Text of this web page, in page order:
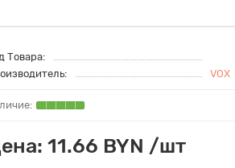
Товара:
VOX
11.66 BYN /шт